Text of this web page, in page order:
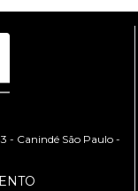
- Canindé São Paulo -